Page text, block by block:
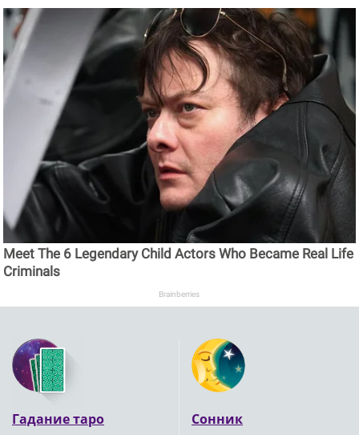
Meet The 6 Legendary Child Actors Who Became Real Life
Criminals
Brainberries
Гадание таро Сонник